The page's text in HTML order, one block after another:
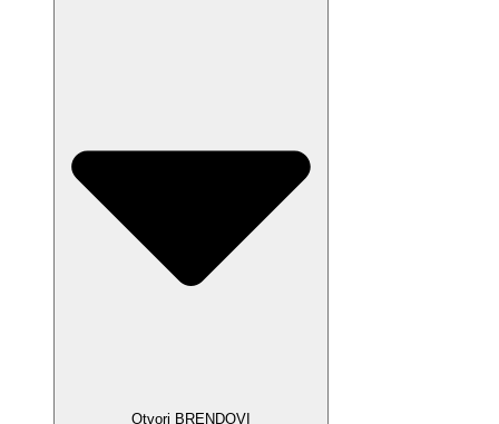
Otvori BRENDOVI